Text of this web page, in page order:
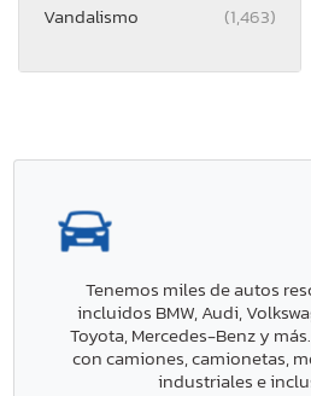
Vandalismo (1,463)
Tenemos miles de autos
incluidos BMW, Audi,
Toyota, Mercedes-Benz y
con camiones, camionetas,
industriales e